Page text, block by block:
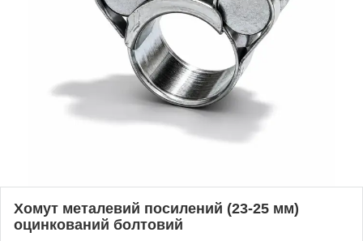
Хомут металевий посилений (23-25 мм)
оцинкований болтовий